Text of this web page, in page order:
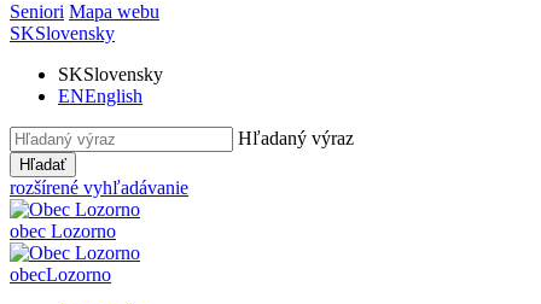
Seniori Mapa webu
SKSlovensky
SKSlovensky
ENEnglish
Hľadaný výraz
Hľadať
rozšírené vyhľadávanie
obec Lozorno
obecLozorno